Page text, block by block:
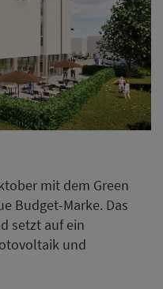
mit dem Green
Budget-Marke. Das
setzt auf ein
und